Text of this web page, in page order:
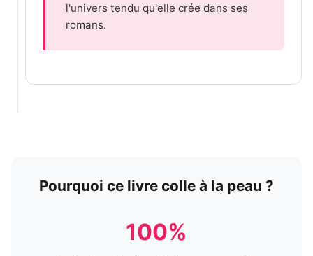
l'univers tendu qu'elle crée dans ses
romans.
Pourquoi ce livre colle à la peau ?
100%